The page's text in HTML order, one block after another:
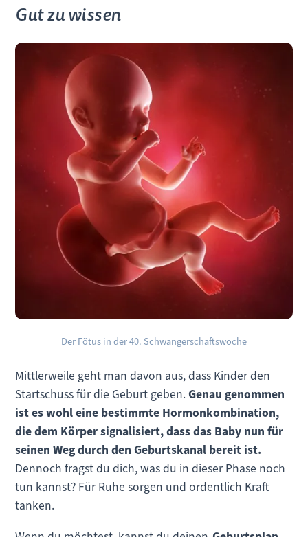
Gut zu wissen
Der Fötus in der 40. Schwangerschaftswoche
Mittlerweile geht man davon aus, dass Kinder den
Startschuss für die Geburt geben.Genau genommen
ist es wohl eine bestimmte Hormonkombination,
die dem Körper signalisiert, dass das Baby nun für
seinen Weg durch den Geburtskanal bereit ist.
Dennoch fragst du dich, was du in dieser Phase noch
tun kannst? Für Ruhe sorgen und ordentlich Kraft
tanken.